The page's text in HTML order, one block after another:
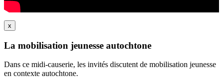
x
La mobilisation jeunesse autochtone
Dans ce midi-causerie, les invités discutent de mobilisation jeunesse
en contexte autochtone.